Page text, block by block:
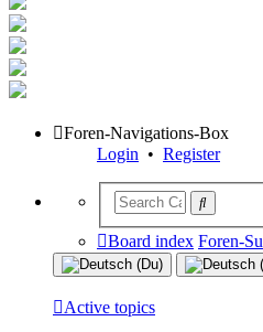
Foren-Navigations-Box
Login • Register
Board index Foren-
Active topics